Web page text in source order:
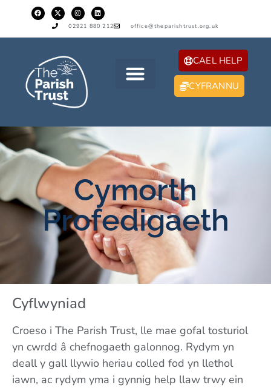
02921 880 212 office@theparishtrust.org.uk
CAEL HELP
CYFRANNU
Cymorth
Profedigaeth
Cyflwyniad
Croeso i The Parish Trust, lle mae gofal tosturiol
yn cwrdd â chefnogaeth galonnog. Rydym yn
deall y gall llywio heriau colled fod yn llethol
iawn, ac rydym yma i gynnig help llaw trwy ein